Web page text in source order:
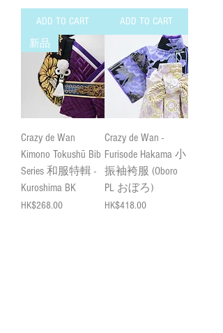
ADD TO CART
ADD TO CART
新品
Crazy de Wan
Kimono Tokushū Bib
Series 和服特輯 -
Kuroshima BK
Price
HK$268.00
Crazy de Wan -
Furisode Hakama 小
振袖袴服 (Oboro
PL おぼろ)
Price
HK$418.00